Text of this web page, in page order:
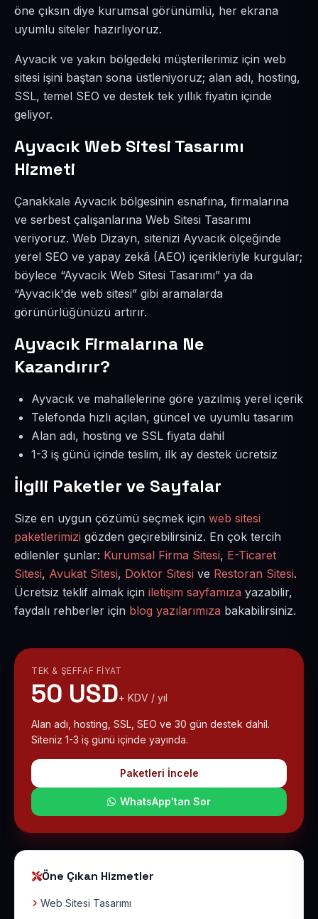
öne çıksın diye kurumsal görünümlü, her ekrana
uyumlu siteler hazırlıyoruz.
Ayvacık ve yakın bölgedeki müşterilerimiz için web
sitesi işini baştan sona üstleniyoruz; alan adı, hosting,
SSL, temel SEO ve destek tek yıllık fiyatın içinde
geliyor.
Ayvacık Web Sitesi Tasarımı
Hizmeti
Çanakkale Ayvacık bölgesinin esnafına, firmalarına
ve serbest çalışanlarına Web Sitesi Tasarımı
veriyoruz. Web Dizayn, sitenizi Ayvacık ölçeğinde
yerel SEO ve yapay zekâ (AEO) içerikleriyle kurgular;
böylece “Ayvacık Web Sitesi Tasarımı” ya da
“Ayvacık'de web sitesi” gibi aramalarda
görünürlüğünüzü artırır.
Ayvacık Firmalarına Ne
Kazandırır?
Ayvacık ve mahallelerine göre yazılmış yerel içerik
Telefonda hızlı açılan, güncel ve uyumlu tasarım
Alan adı, hosting ve SSL fiyata dahil
1-3 iş günü içinde teslim, ilk ay destek ücretsiz
İlgili Paketler ve Sayfalar
Size en uygun çözümü seçmek için web sitesi
paketlerimizi gözden geçirebilirsiniz. En çok tercih
edilenler şunlar: Kurumsal Firma Sitesi, E-Ticaret
Sitesi, Avukat Sitesi, Doktor Sitesi ve Restoran Sitesi.
Ücretsiz teklif almak için iletişim sayfamıza yazabilir,
faydalı rehberler için blog yazılarımıza bakabilirsiniz.
TEK & ŞEFFAF FIYAT
50 USD+ KDV / yıl
Alan adı, hosting, SSL, SEO ve 30 gün destek dahil.
Siteniz 1-3 iş günü içinde yayında.
Paketleri İncele
WhatsApp'tan Sor
Öne Çıkan Hizmetler
Web Sitesi Tasarımı